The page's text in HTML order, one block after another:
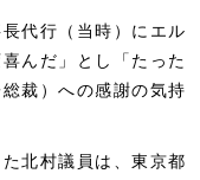
代行（当時）にエル
んだ」とし「たった
裁）への感謝の気持
北村議員は、東京都